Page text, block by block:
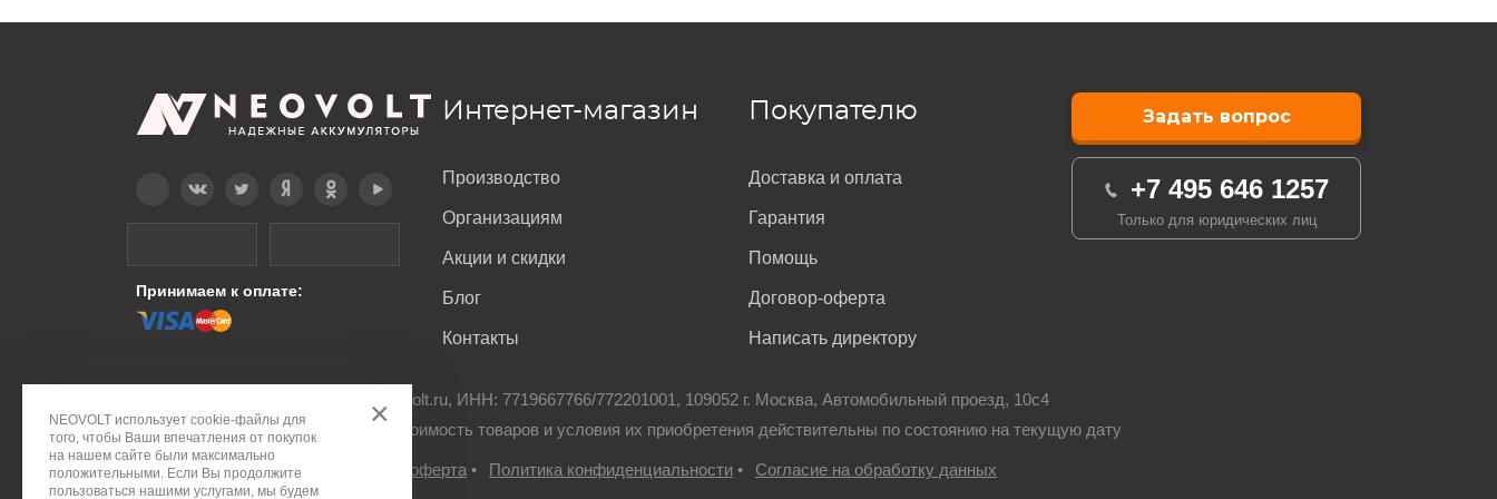
×
NEOVOLT использует cookie-файлы для
того, чтобы Ваши впечатления от покупок
на нашем сайте были максимально
положительными. Если Вы продолжите
пользоваться нашими услугами, мы будем
Принимаем к оплате:
Интернет-магазин
Производство
Организациям
Акции и скидки
Блог
Контакты
Покупателю
Доставка и оплата
Гарантия
Помощь
Договор-оферта
Написать директору
Задать вопрос
+7 495 646 1257
Только для юридических лиц
neovolt.ru, ИНН: 7719667766/772201001, 109052 г. Москва, Автомобильный проезд, 10с4
Все права защищены. Указанная стоимость товаров и условия их приобретения действительны по состоянию на текущую дату
Правовое положение• Публичная оферта • Политика конфиденциальности • Согласие на обработку данных